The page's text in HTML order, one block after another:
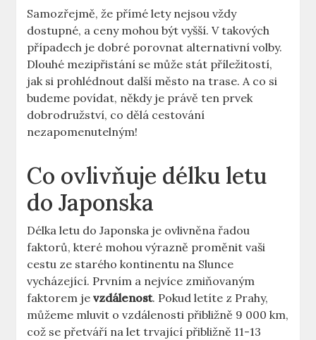
Samozřejmě, že přímé lety nejsou vždy
dostupné, a ceny mohou být vyšší. V takových
případech je dobré porovnat alternativní volby.
Dlouhé mezipřistání se může stát příležitostí,
jak si prohlédnout další město na trase. A co si
budeme povídat, někdy je právě ten prvek
dobrodružství, co dělá cestování
nezapomenutelným!
Co ovlivňuje délku letu
do Japonska
Délka letu do Japonska je ovlivněna řadou
faktorů, které mohou výrazně proměnit vaši
cestu ze starého kontinentu na Slunce
vycházející. Prvním a nejvíce zmiňovaným
faktorem jevzdálenost. Pokud letíte z Prahy,
můžeme mluvit o vzdálenosti přibližně 9 000 km,
což se přetváří na let trvající přibližně 11-13